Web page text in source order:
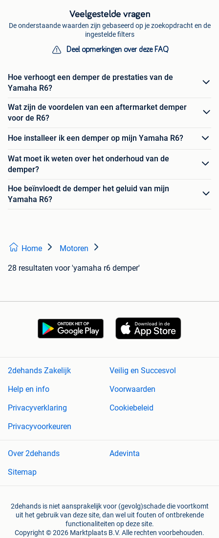
Veelgestelde vragen
De onderstaande waarden zijn gebaseerd op je zoekopdracht en de
ingestelde filters
Deel opmerkingen over deze FAQ
Hoe verhoogt een demper de prestaties van de
Yamaha R6?
Wat zijn de voordelen van een aftermarket demper
voor de R6?
Hoe installeer ik een demper op mijn Yamaha R6?
Wat moet ik weten over het onderhoud van de
demper?
Hoe beïnvloedt de demper het geluid van mijn
Yamaha R6?
Home Motoren
28 resultaten voor 'yamaha r6 demper'
2dehands Zakelijk
Veilig en Succesvol
Help en info
Voorwaarden
Privacyverklaring
Cookiebeleid
Privacyvoorkeuren
Over 2dehands
Adevinta
Sitemap
2dehands is niet aansprakelijk voor (gevolg)schade die voortkomt
uit het gebruik van deze site, dan wel uit fouten of ontbrekende
functionaliteiten op deze site.
Copyright © 2026 Marktplaats B.V. Alle rechten voorbehouden.